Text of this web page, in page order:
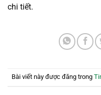
chi tiết.
Bài viết này được đăng trong